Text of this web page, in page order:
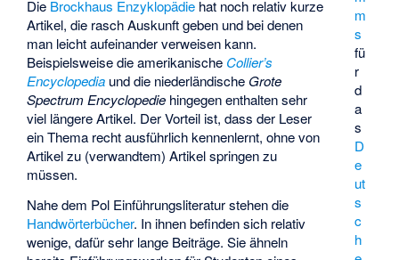
m
s
fü
r
d
a
s
D
e
ut
s
c
h
Die Brockhaus Enzyklopädie hat noch relativ kurze
Artikel, die rasch Auskunft geben und bei denen
man leicht aufeinander verweisen kann.
Beispielsweise die amerikanische Collier’s
Encyclopedia und die niederländische Grote
Spectrum Encyclopedie hingegen enthalten sehr
viel längere Artikel. Der Vorteil ist, dass der Leser
ein Thema recht ausführlich kennenlernt, ohne von
Artikel zu (verwandtem) Artikel springen zu
müssen.
Nahe dem Pol Einführungsliteratur stehen die
Handwörterbücher. In ihnen befinden sich relativ
wenige, dafür sehr lange Beiträge. Sie ähneln